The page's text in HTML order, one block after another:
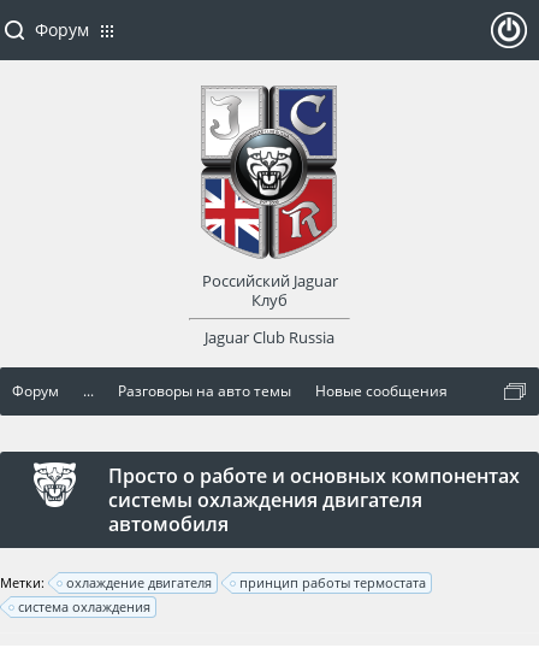
Форум ... Разговоры на авто темы Новые сообщения
Просто о работе и основных компонентах
системы охлаждения двигателя
автомобиля
Метки: охлаждение двигателя
принцип работы термостата
система охлаждения
Форум
Российский Jaguar
Клуб
Jaguar Club Russia
оват